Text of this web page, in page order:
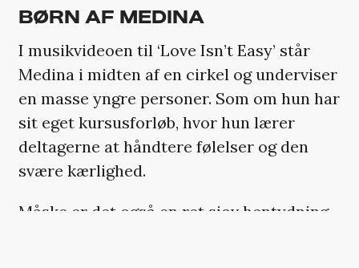
BØRN AF MEDINA
I musikvideoen til ‘Love Isn’t Easy’ står
Medina i midten af en cirkel og underviser
en masse yngre personer. Som om hun har
sit eget kursusforløb, hvor hun lærer
deltagerne at håndtere følelser og den
svære kærlighed.
Måske er det også en ret sjov hentydning